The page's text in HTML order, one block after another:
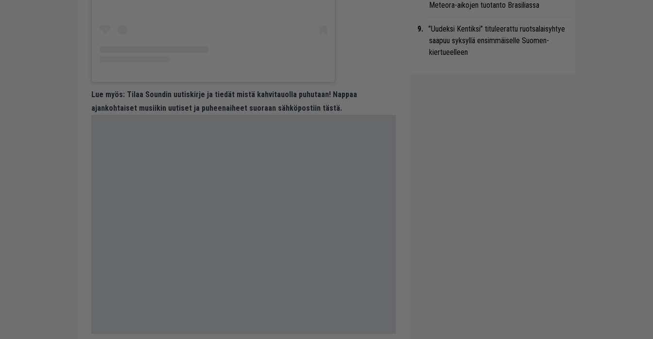
Lue myös: Tilaa Soundin uutiskirje ja tiedät mistä kahvitauolla puhutaan! Nappaa
ajankohtaiset musiikin uutiset ja puheenaiheet suoraan sähköpostiin tästä.
Meteora-aikojen tuotanto Brasiliassa
”Uudeksi Kentiksi” tituleerattu ruotsalaisyhtye
saapuu syksyllä ensimmäiselle Suomen-
kiertueelleen